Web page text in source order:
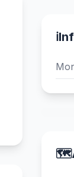
ℹ️
🗺️